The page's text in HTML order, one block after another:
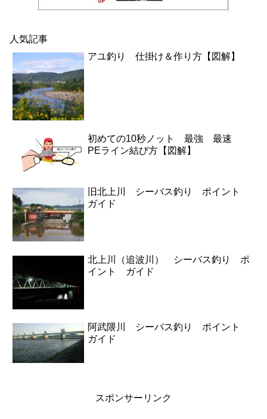
人気記事
アユ釣り 仕掛け＆作り方【図解】
初めての10秒ノット 最強 最速
PEライン結び方【図解】
旧北上川 シーバス釣り ポイント
ガイド
北上川（追波川） シーバス釣り ポ
イント ガイド
阿武隈川 シーバス釣り ポイント
ガイド
スポンサーリンク